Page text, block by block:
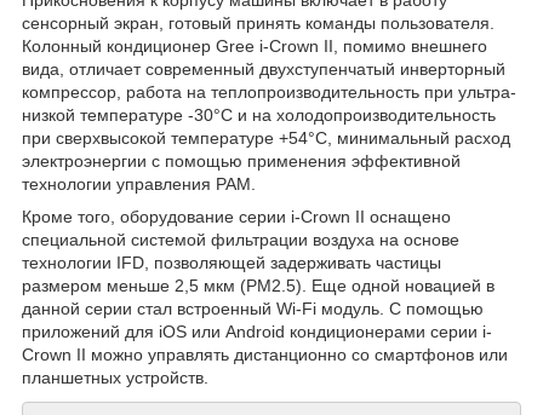
сенсорный экран, готовый принять команды пользователя.
Колонный кондиционер Gree i-Crown II, помимо внешнего
вида, отличает современный двухступенчатый инверторный
компрессор, работа на теплопроизводительность при ультра-
низкой температуре -30°C и на холодопроизводительность
при сверхвысокой температуре +54°С, минимальный расход
электроэнергии с помощью применения эффективной
технологии управления PAM.
Кроме того, оборудование серии i-Crown II оснащено
специальной системой фильтрации воздуха на основе
технологии IFD, позволяющей задерживать частицы
размером меньше 2,5 мкм (PM2.5). Еще одной новацией в
данной серии стал встроенный Wi-Fi модуль. С помощью
приложений для iOS или Android кондиционерами серии i-
Crown II можно управлять дистанционно со смартфонов или
планшетных устройств.